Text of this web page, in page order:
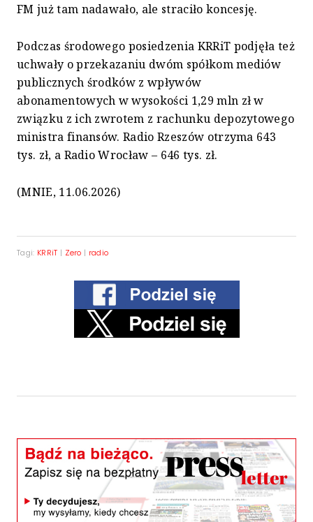
FM już tam nadawało, ale straciło koncesję.
Podczas środowego posiedzenia KRRiT podjęła też
uchwały o przekazaniu dwóm spółkom mediów
publicznych środków z wpływów
abonamentowych w wysokości 1,29 mln zł w
związku z ich zwrotem z rachunku depozytowego
ministra finansów. Radio Rzeszów otrzyma 643
tys. zł, a Radio Wrocław – 646 tys. zł.
(MNIE, 11.06.2026)
Tagi: KRRiT | Zero | radio